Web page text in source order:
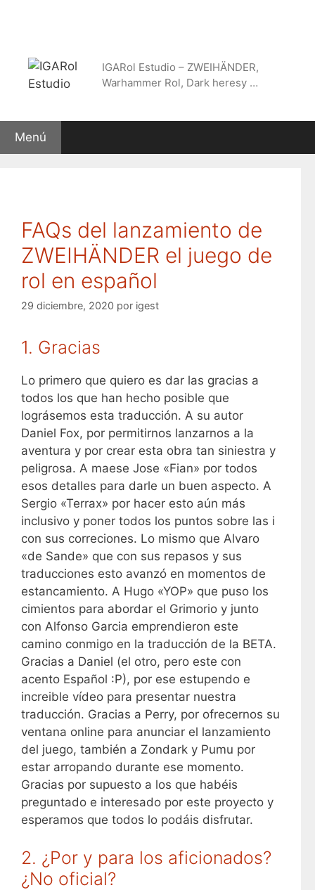
IGARol Estudio – ZWEIHÄNDER,
Warhammer Rol, Dark heresy …
Menú
FAQs del lanzamiento de
ZWEIHÄNDER el juego de
rol en español
29 diciembre, 2020 por igest
1. Gracias
Lo primero que quiero es dar las gracias a
todos los que han hecho posible que
lográsemos esta traducción. A su autor
Daniel Fox, por permitirnos lanzarnos a la
aventura y por crear esta obra tan siniestra y
peligrosa. A maese Jose «Fian» por todos
esos detalles para darle un buen aspecto. A
Sergio «Terrax» por hacer esto aún más
inclusivo y poner todos los puntos sobre las i
con sus correciones. Lo mismo que Alvaro
«de Sande» que con sus repasos y sus
traducciones esto avanzó en momentos de
estancamiento. A Hugo «YOP» que puso los
cimientos para abordar el Grimorio y junto
con Alfonso Garcia emprendieron este
camino conmigo en la traducción de la BETA.
Gracias a Daniel (el otro, pero este con
acento Español :P), por ese estupendo e
increible vídeo para presentar nuestra
traducción. Gracias a Perry, por ofrecernos su
ventana online para anunciar el lanzamiento
del juego, también a Zondark y Pumu por
estar arropando durante ese momento.
Gracias por supuesto a los que habéis
preguntado e interesado por este proyecto y
esperamos que todos lo podáis disfrutar.
2. ¿Por y para los aficionados?
¿No oficial?